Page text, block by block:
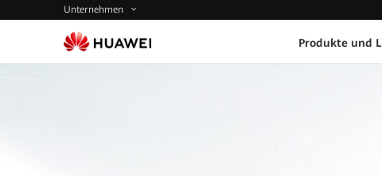
Unternehmen
Produkte und